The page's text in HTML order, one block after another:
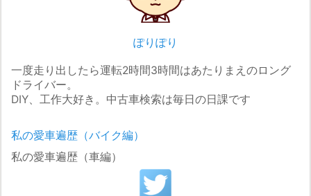
ぽりぽり
一度走り出したら運転2時間3時間はあたりまえのロング
ドライバー。
DIY、工作大好き。中古車検索は毎日の日課です
私の愛車遍歴（バイク編）
私の愛車遍歴（車編）